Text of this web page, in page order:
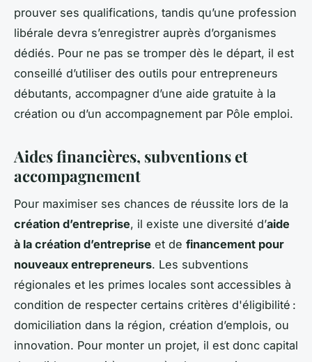
prouver ses qualifications, tandis qu’une profession
libérale devra s’enregistrer auprès d’organismes
dédiés. Pour ne pas se tromper dès le départ, il est
conseillé d’utiliser des outils pour entrepreneurs
débutants, accompagner d’une aide gratuite à la
création ou d’un accompagnement par Pôle emploi.
Aides financières, subventions et
accompagnement
Pour maximiser ses chances de réussite lors de la
création d’entreprise, il existe une diversité d’aide
à la création d’entreprise et de financement pour
nouveaux entrepreneurs. Les subventions
régionales et les primes locales sont accessibles à
condition de respecter certains critères d'éligibilité :
domiciliation dans la région, création d’emplois, ou
innovation. Pour monter un projet, il est donc capital